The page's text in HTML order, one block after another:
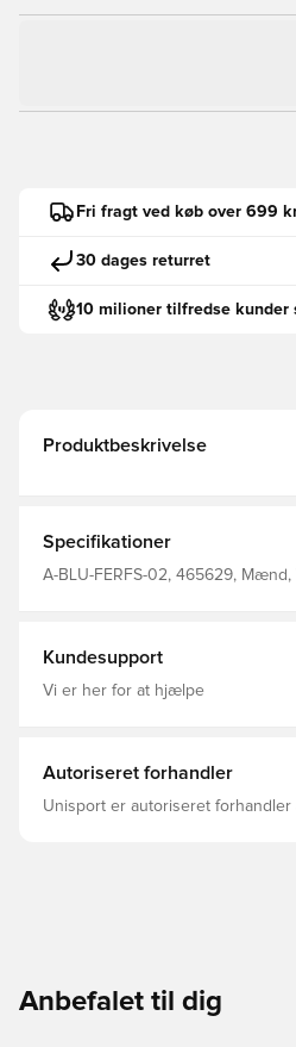
Fri fragt ved køb over 699
30 dages returret
10 milioner tilfredse kunder
Produktbeskrivelse
Specifikationer
A-BLU-FERFS-02, 465629,
Kundesupport
Vi er her for at hjælpe
Autoriseret forhandler
Unisport er autoriseret forhandler
Anbefalet til dig